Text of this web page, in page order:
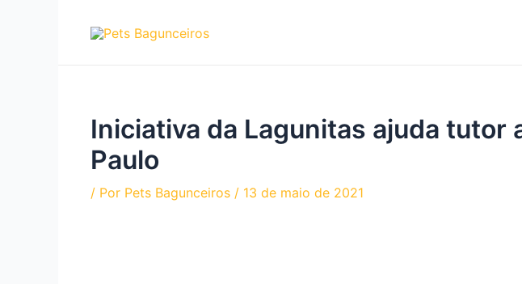
Iniciativa da Lagunitas ajuda tutor
Paulo
/ Por Pets Bagunceiros / 13 de maio de 2021